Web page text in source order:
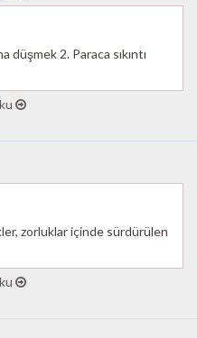
düşmek 2. Paraca sıkıntı
zorluklar içinde sürdürülen